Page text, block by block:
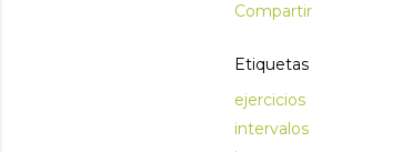
Compartir
Etiquetas
ejercicios
intervalos